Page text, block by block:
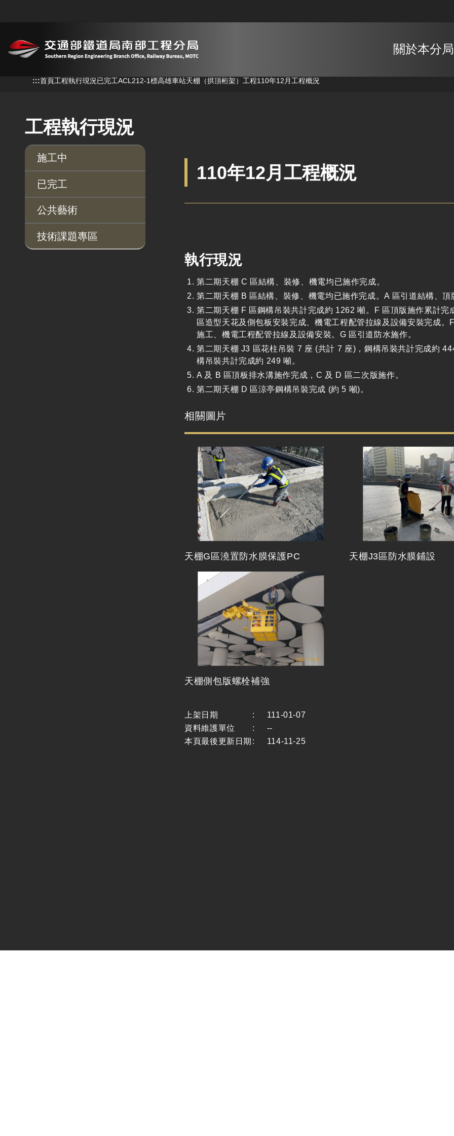
關於本分局
:::首頁工程執行現況已完工ACL212-1標高雄車站天棚（拱頂桁架）工程110年12月工程概況
工程執行現況
施工中
已完工
公共藝術
技術課題專區
110年12月工程概況
執行現況
第二期天棚 C 區結構、裝修、機電均已施作完成。
第二期天棚 B 區結構、裝修、機電均已施作完成。A 區引道結構、頂
第二期天棚 F 區鋼構吊裝共計完成約 1262 噸。F 區頂版施作累計
區造型天花及側包板安裝完成、機電工程配管拉線及設備安裝完成
施工、機電工程配管拉線及設備安裝。G 區引道防水施作。
第二期天棚 J3 區花柱吊裝 7 座 (共計 7 座)，鋼構吊裝共計完成約
構吊裝共計完成約 249 噸。
A 及 B 區頂板排水溝施作完成，C 及 D 區二次版施作。
第二期天棚 D 區涼亭鋼構吊裝完成 (約 5 噸)。
相關圖片
天棚G區澆置防水膜保護PC 天棚J3區防水膜鋪設
天棚側包版螺栓補強
上架日期 :
111-01-07
資料維護單位
:
--
本頁最後更新日期 : 114-11-25